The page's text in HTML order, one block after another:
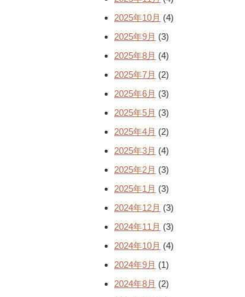
2025年10月 (4)
2025年9月 (3)
2025年8月 (4)
2025年7月 (2)
2025年6月 (3)
2025年5月 (3)
2025年4月 (2)
2025年3月 (4)
2025年2月 (3)
2025年1月 (3)
2024年12月 (3)
2024年11月 (3)
2024年10月 (4)
2024年9月 (1)
2024年8月 (2)